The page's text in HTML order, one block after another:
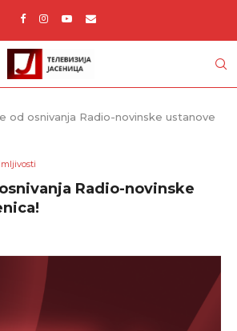
od osnivanja Radio-novinske ustanove
Radio-novinske